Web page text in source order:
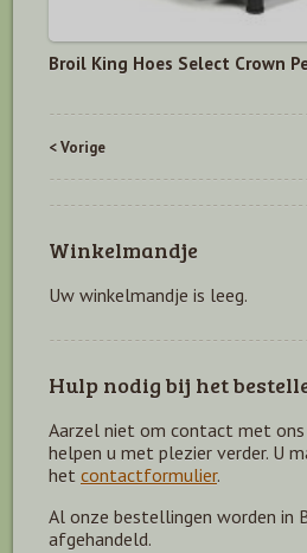
Broil King Hoes Select Crown
< Vorige
Winkelmandje
Uw winkelmandje is leeg.
Hulp nodig bij het
Aarzel niet om contact met
helpen u met plezier verder. U
het contactformulier.
Al onze bestellingen worden in
afgehandeld.